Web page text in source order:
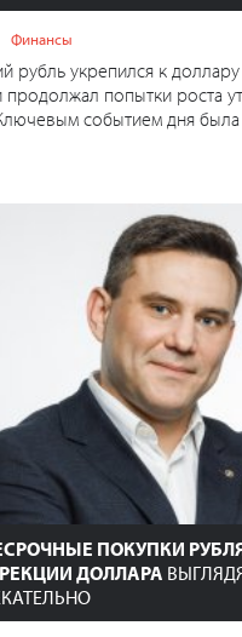
Финансы
рубль укрепился к
продолжал попытки роста
событием дня была
ПОКУПКИ
ДОЛЛАРА